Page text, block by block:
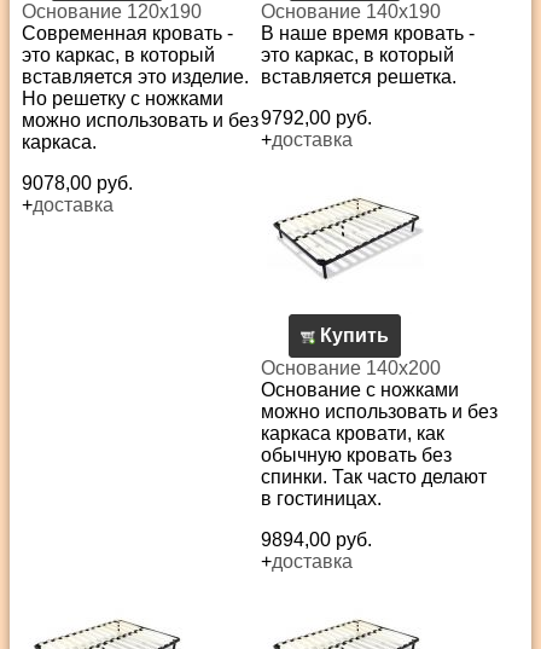
Основание 120х190
Современная кровать -
это каркас, в который
вставляется это изделие.
Но решетку с ножками
можно использовать и без
каркаса.
9078,00 руб.
+доставка
Основание 140х190
В наше время кровать -
это каркас, в который
вставляется решетка.
9792,00 руб.
+доставка
Купить
Основание 140х200
Основание с ножками
можно использовать и без
каркаса кровати, как
обычную кровать без
спинки. Так часто делают
в гостиницах.
9894,00 руб.
+доставка